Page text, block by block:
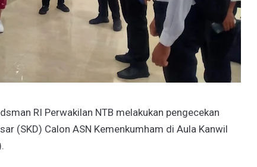
RI Perwakilan NTB melakukan pengecekan
(SKD) Calon ASN Kemenkumham di Aula Kanwil